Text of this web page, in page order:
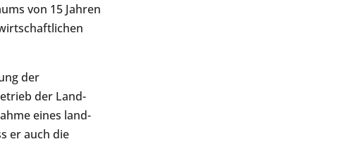
von 15 Jahren
der
der Land-
eines land-
er auch die